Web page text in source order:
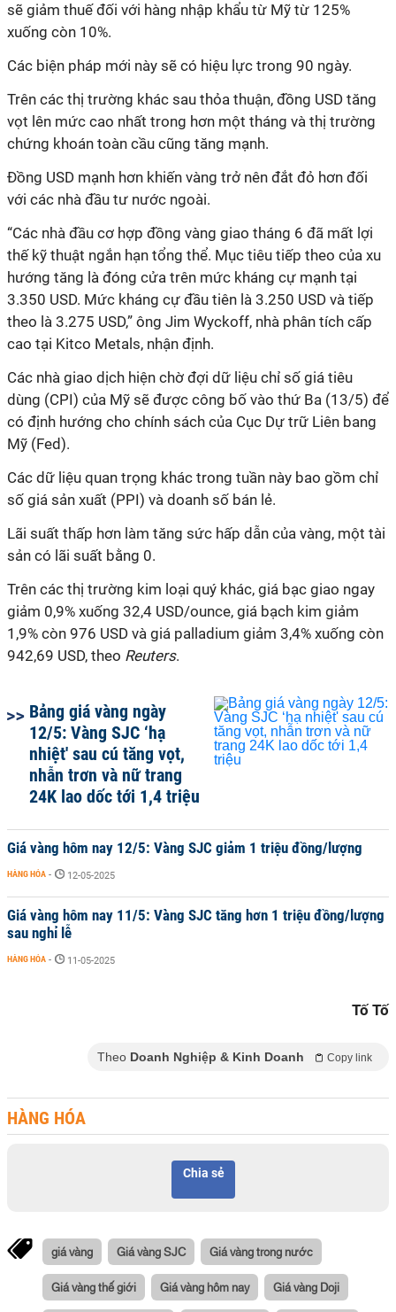
sẽ giảm thuế đối với hàng nhập khẩu từ Mỹ từ 125%
xuống còn 10%.
Các biện pháp mới này sẽ có hiệu lực trong 90 ngày.
Trên các thị trường khác sau thỏa thuận, đồng USD tăng
vọt lên mức cao nhất trong hơn một tháng và thị trường
chứng khoán toàn cầu cũng tăng mạnh.
Đồng USD mạnh hơn khiến vàng trở nên đắt đỏ hơn đối
với các nhà đầu tư nước ngoài.
“Các nhà đầu cơ hợp đồng vàng giao tháng 6 đã mất lợi
thế kỹ thuật ngắn hạn tổng thể. Mục tiêu tiếp theo của xu
hướng tăng là đóng cửa trên mức kháng cự mạnh tại
3.350 USD. Mức kháng cự đầu tiên là 3.250 USD và tiếp
theo là 3.275 USD,” ông Jim Wyckoff, nhà phân tích cấp
cao tại Kitco Metals, nhận định.
Các nhà giao dịch hiện chờ đợi dữ liệu chỉ số giá tiêu
dùng (CPI) của Mỹ sẽ được công bố vào thứ Ba (13/5) để
có định hướng cho chính sách của Cục Dự trữ Liên bang
Mỹ (Fed).
Các dữ liệu quan trọng khác trong tuần này bao gồm chỉ
số giá sản xuất (PPI) và doanh số bán lẻ.
Lãi suất thấp hơn làm tăng sức hấp dẫn của vàng, một tài
sản có lãi suất bằng 0.
Trên các thị trường kim loại quý khác, giá bạc giao ngay
giảm 0,9% xuống 32,4 USD/ounce, giá bạch kim giảm
1,9% còn 976 USD và giá palladium giảm 3,4% xuống còn
942,69 USD, theo Reuters.
Bảng giá vàng ngày
12/5: Vàng SJC ‘hạ
nhiệt' sau cú tăng vọt,
nhẫn trơn và nữ trang
24K lao dốc tới 1,4 triệu
Giá vàng hôm nay 12/5: Vàng SJC giảm 1 triệu đồng/lượng
HÀNG HÓA - 12-05-2025
Giá vàng hôm nay 11/5: Vàng SJC tăng hơn 1 triệu đồng/lượng
sau nghỉ lễ
HÀNG HÓA - 11-05-2025
Tố Tố
Theo Doanh Nghiệp & Kinh Doanh Copy link
HÀNG HÓA
Chia sẻ
giá vàng Giá vàng SJC Giá vàng trong nước
Giá vàng thế giới Giá vàng hôm nay Giá vàng Doji